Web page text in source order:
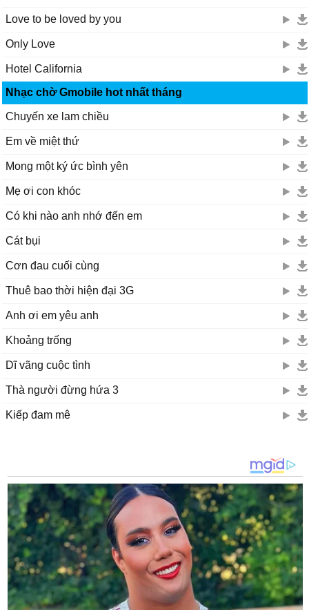
Love to be loved by you
Only Love
Hotel California
Nhạc chờ Gmobile hot nhất tháng
Chuyến xe lam chiều
Em về miệt thứ
Mong một ký ức bình yên
Mẹ ơi con khóc
Có khi nào anh nhớ đến em
Cát bụi
Cơn đau cuối cùng
Thuê bao thời hiện đại 3G
Anh ơi em yêu anh
Khoảng trống
Dĩ vãng cuộc tình
Thà người đừng hứa 3
Kiếp đam mê